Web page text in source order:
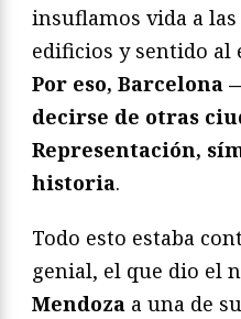
insuflamos vida a
edificios y sentido al
Por eso, Barcelona
decirse de otras
Representación,
historia.
Todo esto estaba
genial, el que dio el
Mendoza a una de